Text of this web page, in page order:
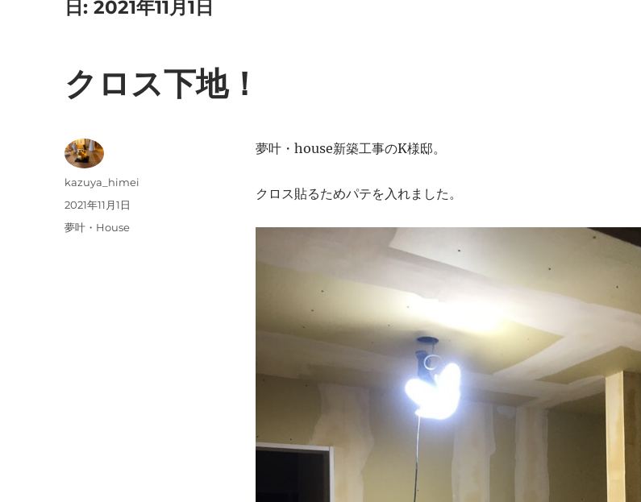
日:2021年11月1日
クロス下地！
夢叶・house新築工事のK様邸。
クロス貼るためパテを入れました。
投
稿
kazuya_himei
投
稿
2021年11月1日
カ
夢叶・House